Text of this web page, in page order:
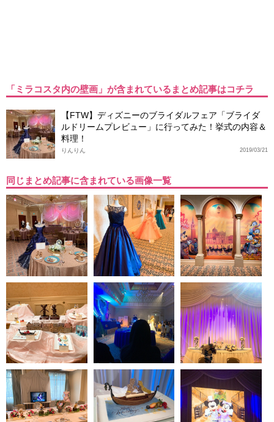
「ミラコスタ内の壁画」が含まれているまとめ記事はコチラ
【FTW】ディズニーのブライダルフェア「ブライダ
ルドリームプレビュー」に行ってみた！挙式の内容＆
料理！
2019/03/21
りんりん
同じまとめ記事に含まれている画像一覧